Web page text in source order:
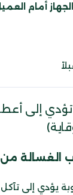
أمام
تؤدي إلى
الغسالة
يؤدي إلى تآكل